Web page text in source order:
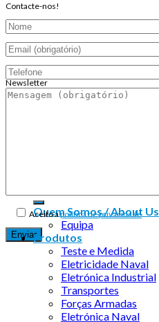
Contacte-nos!
Aceito apolítica de privacidade
Newsletter
Endereço de email:
Quem Somos / About Us
Equipa
Produtos
Teste e Medida
Eletricidade Naval
Eletrónica Industrial
Transportes
Forças Armadas
Eletrónica Naval